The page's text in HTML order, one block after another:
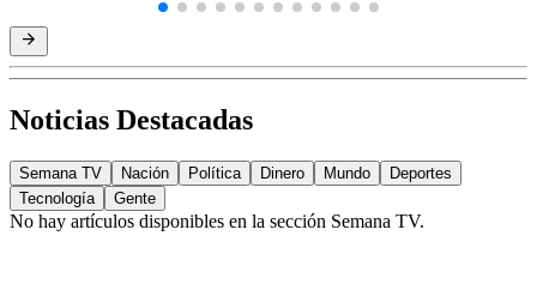
Noticias Destacadas
Semana TV Nación Política Dinero Mundo
Deportes
Tecnología
Gente
No hay artículos disponibles en la sección Semana TV.